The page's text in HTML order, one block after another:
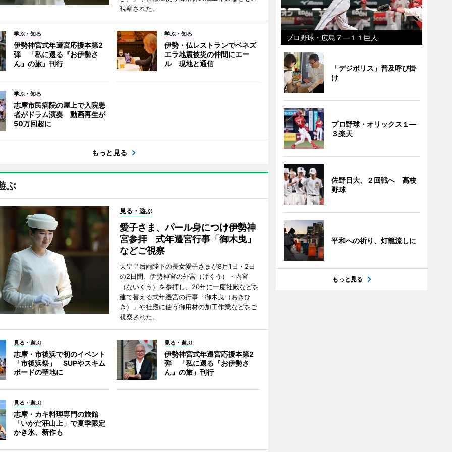
視察された。
学ぶ・知る
伊勢神宮式年遷宮応援本第2
弾 「私に還る『お伊勢さ
ん』の旅」刊行
学ぶ・知る
伊勢・仏レストランでベネズ
エラ地震被災の仲間にエー
ル 現地と通信
学ぶ・知る
志摩市民病院の屋上で入院患
者がドラム演奏 動画再生が
50万回超に
もっと見る
ぶ
見る・遊ぶ
愛子さま、パール身につけ伊勢神
宮参拝 式年遷宮行事「御木曳」
などご視察
天皇皇后両陛下の長女愛子さまが8月1日・2日
の2日間、伊勢神宮の外宮（げくう）・内宮
（ないくう）を参拝し、20年に一度社殿などを
建て替える式年遷宮の行事「御木曳（おきひ
き）」や社殿に使う御用材の加工作業などをご
視察された。
見る・遊ぶ
志摩・市後浜で初のイベント
「市後浜祭」 SUPやスキム
ボードの聖地に
見る・遊ぶ
伊勢神宮式年遷宮応援本第2
弾 「私に還る『お伊勢さ
ん』の旅」刊行
見る・遊ぶ
志摩・カキ料理専門の旅館
「いかだ荘山上」で夏季限定
かき氷、新作も
プロ野球・広島７―１１巨人
「デジポリス」普及呼び掛
け
プロ野球・オリックス１―
３楽天
佐野日大、２回戦へ 高校
野球
平和への祈り、灯籠流しに
もっと見る